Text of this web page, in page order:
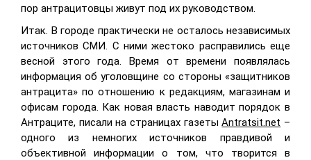
пор антрацитовцы живут под их руководством.
Итак. В городе практически не осталось независимых
источников СМИ. С ними жестоко расправились еще
весной этого года. Время от времени появлялась
информация об уголовщине со стороны «защитников
антрацита» по отношению к редакциям, магазинам и
офисам города. Как новая власть наводит порядок в
Антраците, писали на страницах газеты Antratsit.net –
одного из немногих источников правдивой и
объективной информации о том, что творится в